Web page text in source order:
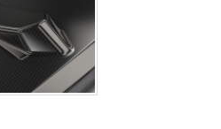
avant pour Audi A3 8V berline